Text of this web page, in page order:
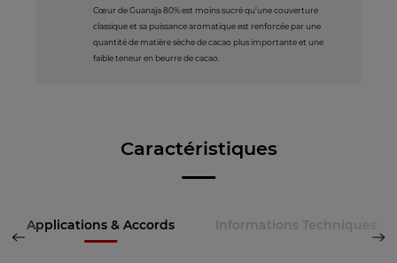
Cœur de Guanaja 80% est moins sucré qu’une couverture
classique et sa puissance aromatique est renforcée par une
quantité de matière sèche de cacao plus importante et une
faible teneur en beurre de cacao.
Caractéristiques
Applications & Accords Informations Techniques